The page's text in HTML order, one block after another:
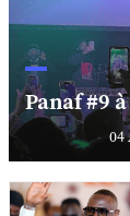
Panaf #9
04